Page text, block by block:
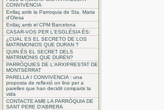
CONVIVÈNCIA
Enllaç amb la Parroquia de Sta. Maria
d'Olesa
Enllaç amb el CPM Barcelona
CASAR-VOS PER L'ESGLÉSIA ÉS:
¿CUAL ES EL SECRETO DE LOS
MATRIMONIOS QUE DURAN ?
QUIN ÉS EL SECRET DELS
MATRIMONIS QUE DUREN?
PARRÒQUIES DE L'ARXIPRESTAT DE
MONTSERRAT
PARELLA I CONVIVENCIA : una
proposta de reflexió on line per a
parelles que han decidit compartir la
vida
CONTACTE AMB LA PARRÒQUIA DE
SANT PERE D'ABRERA